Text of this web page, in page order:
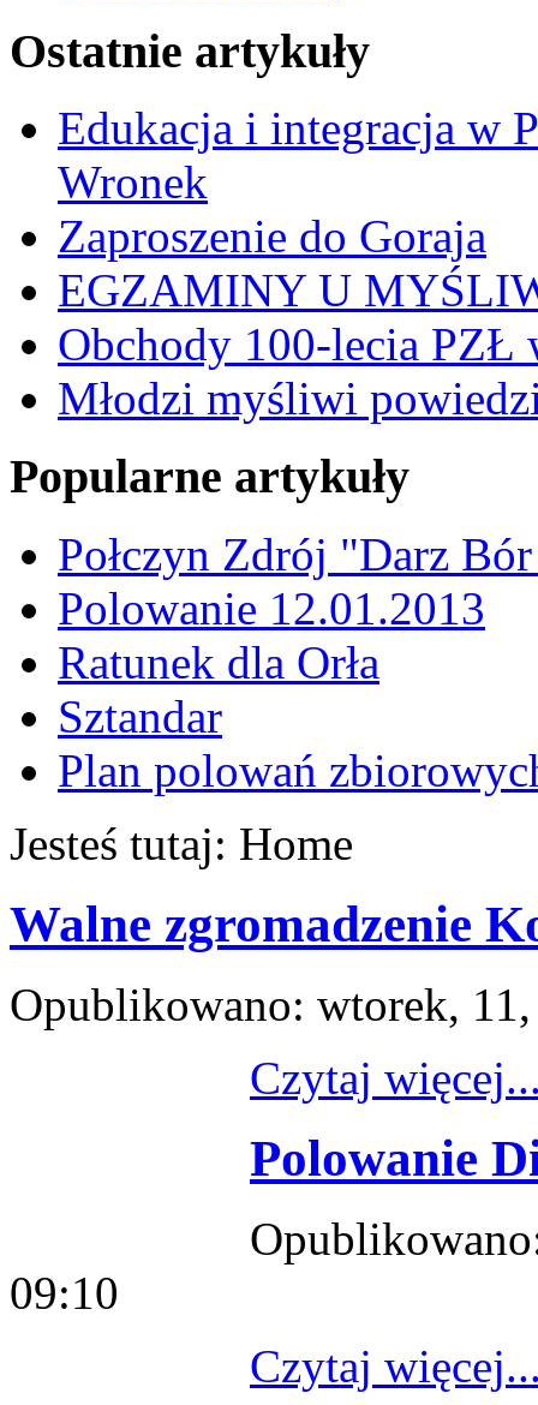
Ostatnie artykuły
Edukacja i integracja w
Wronek
Zaproszenie do Goraja
EGZAMINY U
Obchody 100-lecia PZŁ
Młodzi myśliwi
Popularne artykuły
Połczyn Zdrój "Darz
Polowanie 12.01.2013
Ratunek dla Orła
Sztandar
Plan polowań
Jesteś tutaj: Home
Walne zgromadzenie
Opublikowano: wtorek,
Czytaj
Polowanie
09:10
Czytaj